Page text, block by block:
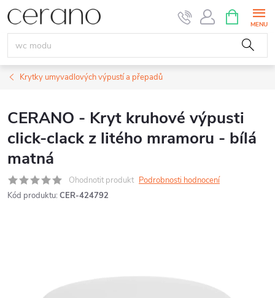
Přejít
na
obsah
NÁKUPNÍ
KOŠÍK
Krytky umyvadlových výpustí a přepadů
CERANO - Kryt kruhové výpusti
click-clack z litého mramoru - bílá
matná
Ohodnotit produkt Podrobnosti hodnocení
Kód produktu: CER-424792